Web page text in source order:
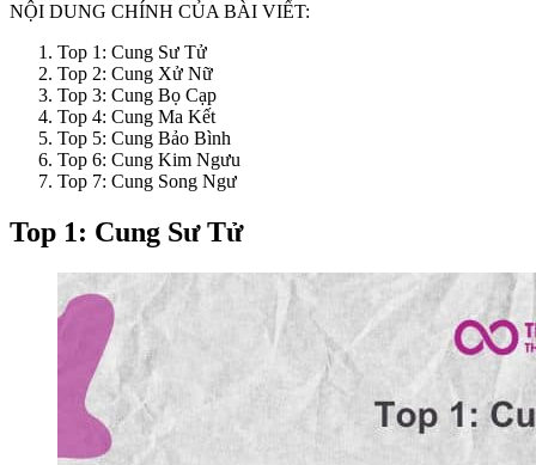
NỘI DUNG CHÍNH CỦA BÀI VIẾT:
Top 1: Cung Sư Tử
Top 2: Cung Xử Nữ
Top 3: Cung Bọ Cạp
Top 4: Cung Ma Kết
Top 5: Cung Bảo Bình
Top 6: Cung Kim Ngưu
Top 7: Cung Song Ngư
Top 1: Cung Sư Tử